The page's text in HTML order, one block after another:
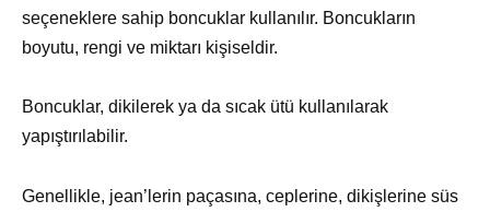
seçeneklere sahip boncuklar kullanılır. Boncukların
boyutu, rengi ve miktarı kişiseldir.
Boncuklar, dikilerek ya da sıcak ütü kullanılarak
yapıştırılabilir.
Genellikle, jean’lerin paçasına, ceplerine, dikişlerine süs